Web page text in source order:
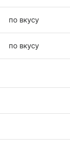
по вкусу
по вкусу